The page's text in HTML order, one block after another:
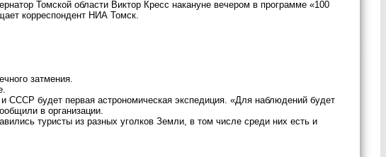
Томской области Виктор Кресс накануне вечером в программе «100
корреспондент НИА Томск.
затмения.
СССР будет первая астрономическая экспедиция. «Для наблюдений будет
в организации.
туристы из разных уголков Земли, в том числе среди них есть и